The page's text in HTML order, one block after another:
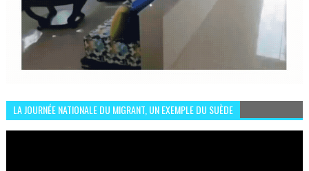
LA JOURNÉE NATIONALE DU MIGRANT, UN EXEMPLE DU SUÈDE